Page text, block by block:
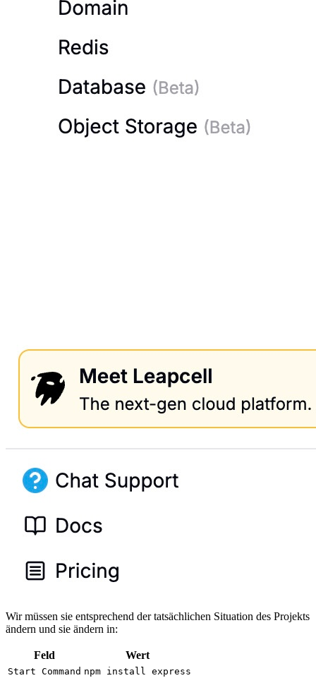
Wir müssen sie entsprechend der tatsächlichen Situation des Projekts
ändern und sie ändern in:
Feld Wert
Start Command npm install express